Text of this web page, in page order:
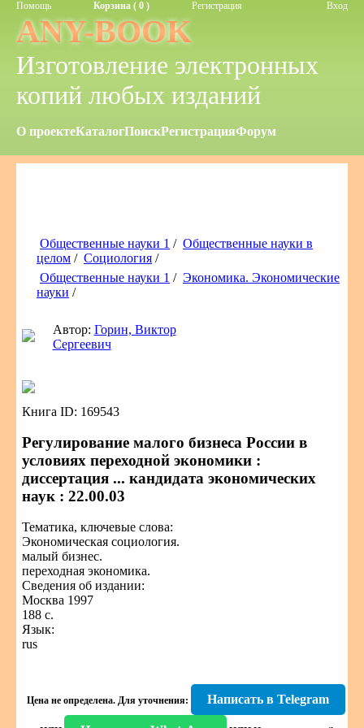
Помощь Корзина ( 0 ) Регистрация Вход
ANY-BOOK
Изготовление электронных
копий любых изданий
О проектеКаталогПоискРегистрацияФорум
Общественные науки 1 / Общественные науки в
целом / Cоциология /
Общественные науки 1 / Экономика. Экономические
науки /
Автор: Горин, Виктор
Сергеевич
Книга ID: 169543
Регулирование малого бизнеса России в
условиях переходной экономики :
диссертация ... кандидата экономических
наук : 22.00.03
Тематика, ключевые слова:
Экономическая социология.
малый бизнес.
переходная экономика.
Сведения об издании:
Москва 1997
188 с.
Язык:
rus
Цена не определена. Для уточнения: Написать в Telegram